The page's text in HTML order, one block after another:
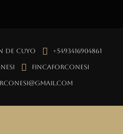
de Cuyo +5493416904861
fincaforconesi